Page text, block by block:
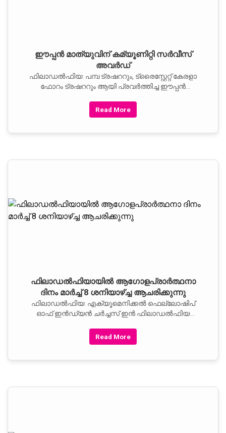
ഈപ്പന്‍ മാത്യുവിന്‌ കമ്യൂണിറ്റി സര്‍വീസ്‌
അവര്‍ഡ്‌
ഫിലാഡല്‍ഫിയ: പമ്പ ട്രഷററും, ട്രൈസ്റ്റേറ്റ്‌ കേരളാ
ഫോറം ട്രഷററും ആയി പ്രവര്‍ത്തിച്ച ഈപ്പന്‍
സ്റ്റേറ്റ്‌സിന്റെ കമ്യൂണിറ്റി സര്‍വീസ്‌ അവാര്‍ഡ്‌ ലഭിച്ചു.
സ്റ്റേറ്റ്‌ സെനറ്റര്‍ ആന്റണി വില്യംസില്‍ നിന്നാണ്‌
Read More
ഫിലാഡല്‍ഫിയായില്‍ ആഗോളപ്രാര്‍ത്ഥനാ
ദിനം മാര്‍ച്ച്‌ 8 ശനിയാഴ്‌ച്ച ആചരിക്കുന്നു
ഫിലാഡല്‍ഫിയ: എക്യൂമെനിക്കല്‍ ഫെല്ലോഷിപ്‌
ഓഫ്‌ ഇന്‍ഡ്യന്‍ ചര്‍ച്ചസ്‌ ഇന്‍ ഫിലാഡല്‍ഫിയ
ഫിലാഡല്‍ഫിയ റീജിയണിലെ ക്രൈസ്‌തവ സമൂഹം
മാര്‍ച്ച്‌ 8 ശനിയാഴ്‌ച്ച പ്രാര്‍ത്ഥനാദിനമായി
Read More